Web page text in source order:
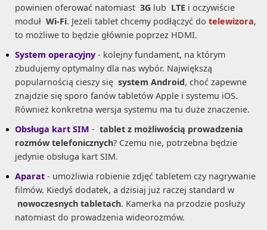
powinien oferować natomiast 3G lub LTE i oczywiście
moduł Wi-Fi. Jeżeli tablet chcemy podłączyć do telewizora,
to możliwe to będzie głównie poprzez HDMI.
System operacyjny - kolejny fundament, na którym
zbudujemy optymalny dla nas wybór. Największą
popularnością cieszy się system Android, choć zapewne
znajdzie się sporo fanów tabletów Apple i systemu iOS.
Również konkretna wersja systemu ma tu duże znaczenie.
Obsługa kart SIM - tablet z możliwością prowadzenia
rozmów telefonicznych? Czemu nie, potrzebna będzie
jedynie obsługa kart SIM.
Aparat - umożliwia robienie zdjęć tabletem czy nagrywanie
filmów. Kiedyś dodatek, a dzisiaj już raczej standard w
nowoczesnych tabletach. Kamerka na przodzie posłuży
natomiast do prowadzenia wideorozmów.